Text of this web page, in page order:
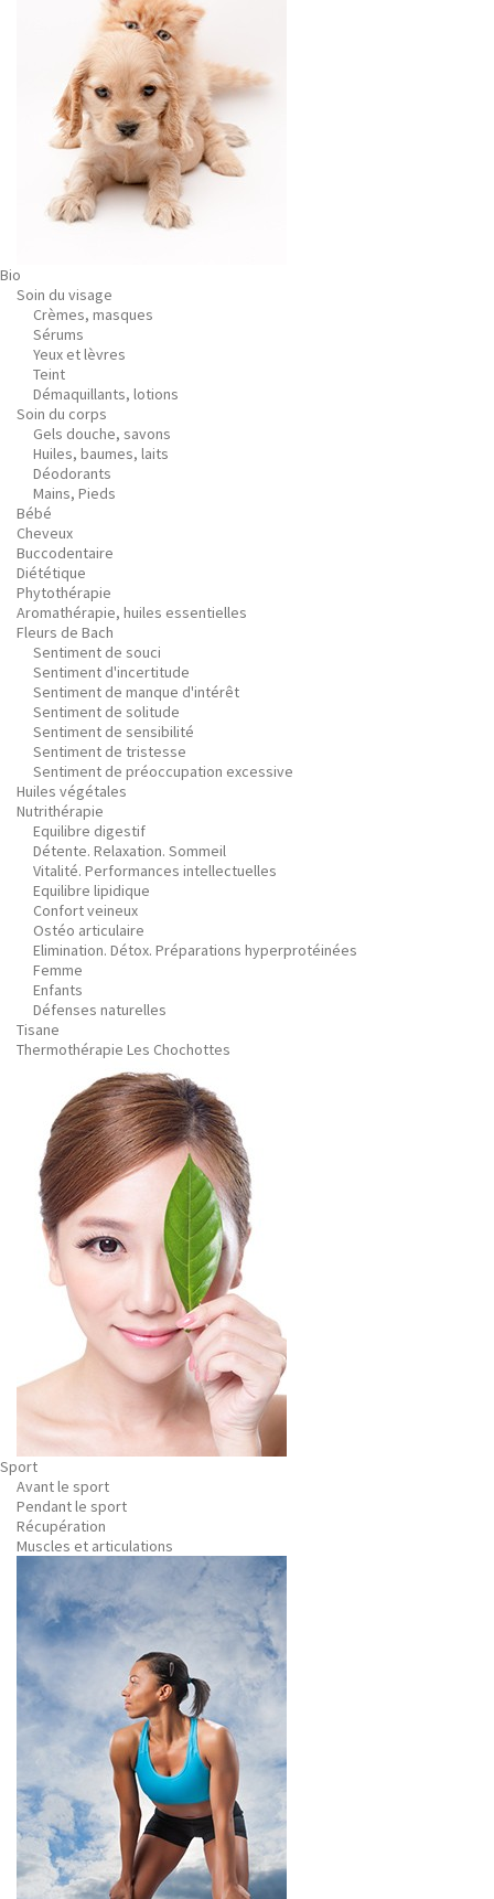
Bio
Soin du visage
Crèmes, masques
Sérums
Yeux et lèvres
Teint
Démaquillants, lotions
Soin du corps
Gels douche, savons
Huiles, baumes, laits
Déodorants
Mains, Pieds
Bébé
Cheveux
Buccodentaire
Diététique
Phytothérapie
Aromathérapie, huiles essentielles
Fleurs de Bach
Sentiment de souci
Sentiment d'incertitude
Sentiment de manque d'intérêt
Sentiment de solitude
Sentiment de sensibilité
Sentiment de tristesse
Sentiment de préoccupation excessive
Huiles végétales
Nutrithérapie
Equilibre digestif
Détente. Relaxation. Sommeil
Vitalité. Performances intellectuelles
Equilibre lipidique
Confort veineux
Ostéo articulaire
Elimination. Détox. Préparations hyperprotéinées
Femme
Enfants
Défenses naturelles
Tisane
Thermothérapie Les Chochottes
Sport
Avant le sport
Pendant le sport
Récupération
Muscles et articulations